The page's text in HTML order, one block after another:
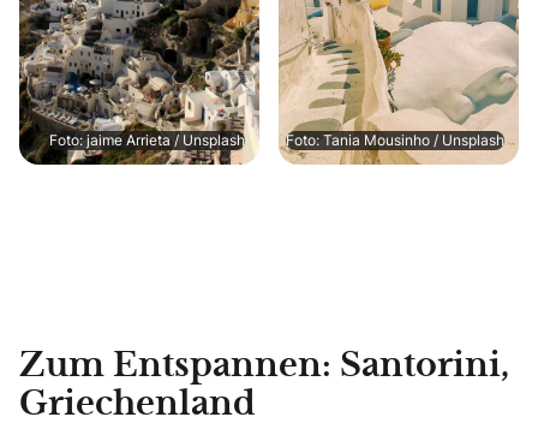
Foto: jaime Arrieta / Unsplash Foto: Tania Mousinho / Unsplash
Zum Entspannen: Santorini,
Griechenland